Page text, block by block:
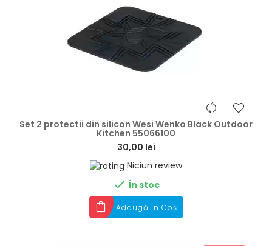
Set 2 protectii din silicon Wesi Wenko Black Outdoor
Kitchen 55066100
30,00 lei
Niciun review
 În stoc
Adaugă în Coș